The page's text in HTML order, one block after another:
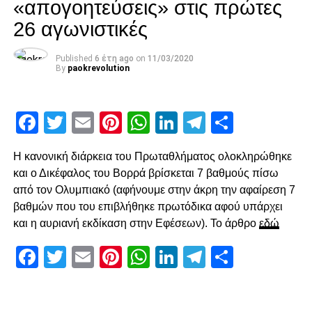
με άστοχο σουτ του Σάστρε εκτός περιοχής, πριν στο 58′ ο
Ότο χάσει σπουδαία ευκαιρία με πλασέ από την μικρή
περιοχή.
Ο Κοτάρσκι «έσωσε» τον Καμαρά
Καμαρά, ο οποίος προσπάθησε να γυρίσει προς τα πίσω,
Κροάτης τον νίκησε. Η επόμενη αξιοσημείωτη φάση
καταγράφηκε στο 78’, με γύρισμα του Ζίβκοβιτς στην
καρδιά της περιοχής και επέμβαση του Τσάβες προ του
επερχόμενου Τισουντάλι.
ADVERTISEMENT
«απογοητεύσεις» στις πρώτες
26 αγωνιστικές
Published 6 έτη ago on 11/03/2020
By paokrevolution
Facebook
Twitter
EmailPinterest
WhatsApp
LinkedIn
Telegram
Η κανονική διάρκεια του Πρωταθλήματος ολοκληρώθηκε
και ο Δικέφαλος του Βορρά βρίσκεται 7 βαθμούς πίσω
από τον Ολυμπιακό (αφήνουμε στην άκρη την αφαίρεση 7
βαθμών που του επιβλήθηκε πρωτόδικα αφού υπάρχει
και η αυριανή εκδίκαση στην Εφέσεων). Το άρθρο εδώ
Facebook
Twitter
EmailPinterest
WhatsApp
LinkedIn
Telegram